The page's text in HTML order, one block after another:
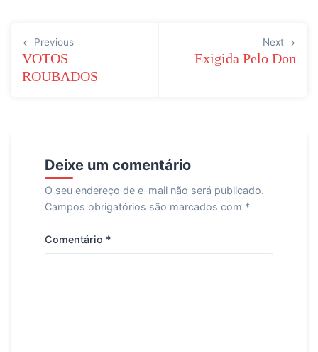
Navegação
de
Post
Previous
VOTOS
ROUBADOS
Next
Exigida Pelo Don
Deixe um comentário
O seu endereço de e-mail não será publicado.
Campos obrigatórios são marcados com *
Comentário *